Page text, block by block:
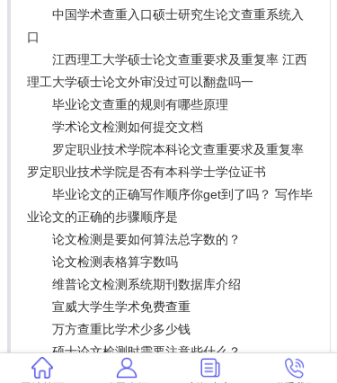
中国学术查重入口硕士研究生论文查重系统入
口
江西理工大学硕士论文查重要求及重复率 江西
理工大学硕士论文外审没过可以翻盘吗一
毕业论文查重的规则有哪些原理
学术论文检测如何提交文档
罗定职业技术学院本科论文查重要求及重复率
罗定职业技术学院是否有本科学士学位证书
毕业论文的正确写作顺序你get到了吗？ 写作毕
业论文的正确的步骤顺序是
论文检测是要如何算法总字数的？
论文检测表格算字数吗
维普论文检测系统期刊数据库介绍
宣威大学生学术免费查重
万方查重比学术少多少钱
硕士论文检测时需要注意些什么？
学术检验表格吗